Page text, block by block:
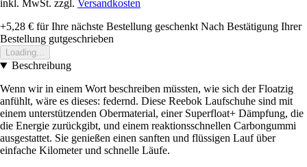
inkl. MwSt. zzgl. Versandkosten
+5,28 € für Ihre nächste Bestellung geschenkt Nach Bestätigung Ihrer
Bestellung gutgeschrieben
Loading...
Beschreibung
Wenn wir in einem Wort beschreiben müssten, wie sich der Floatzig
anfühlt, wäre es dieses: federnd. Diese Reebok Laufschuhe sind mit
einem unterstützenden Obermaterial, einer Superfloat+ Dämpfung, die
die Energie zurückgibt, und einem reaktionsschnellen Carbongummi
ausgestattet. Sie genießen einen sanften und flüssigen Lauf über
einfache Kilometer und schnelle Läufe.